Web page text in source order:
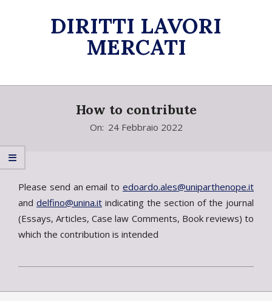
DIRITTI LAVORI
MERCATI
Primary
How to contribute
On: 24 Febbraio 2022
Please send an email to edoardo.ales@uniparthenope.it
and delfino@unina.it indicating the section of the journal
(Essays, Articles, Case law Comments, Book reviews) to
which the contribution is intended
02-